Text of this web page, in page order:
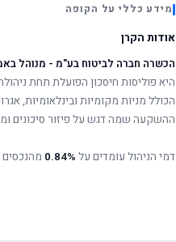
מידע כללי על הקופה
אודות הקרן
הכשרה חברה לביטוח בע"מ - מנוהל
היא פוליסות חיסכון הפועלת תחת
הכולל מניות מקומיות ובינלאומיות,
ההשקעה שמה דגש על פיזור סיכונים
דמי הניהול עומדים על 0.84%